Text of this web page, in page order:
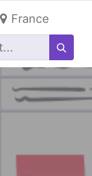
France